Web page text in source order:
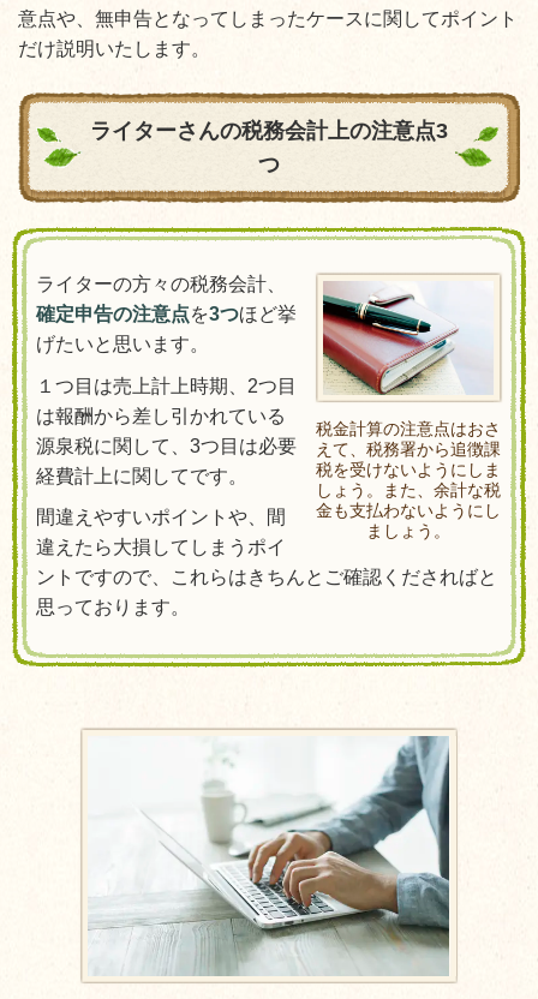
意点や、無申告となってしまったケースに関してポイント
だけ説明いたします。
ライターさんの税務会計上の注意点3
つ
税金計算の注意点はおさ
えて、税務署から追徴課
税を受けないようにしま
しょう。また、余計な税
金も支払わないようにし
ましょう。
ライターの方々の税務会計、
確定申告の注意点を3つほど挙
げたいと思います。
１つ目は売上計上時期、2つ目
は報酬から差し引かれている
源泉税に関して、3つ目は必要
経費計上に関してです。
間違えやすいポイントや、間
違えたら大損してしまうポイ
ントですので、これらはきちんとご確認くださればと
思っております。